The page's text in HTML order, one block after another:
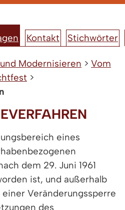
Kontakt Stichwörter
Modernisieren > Vom
>
eines
dem 29. Juni 1961
ist, und außerhalb
Veränderungssperre
des